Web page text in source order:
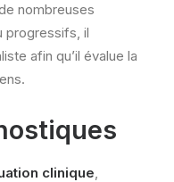
nombreuses
progressifs, il
afin qu’il évalue la
clinique,